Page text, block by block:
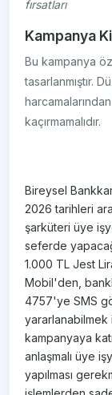
fırsatları
Kampanya
Bu kampanya
tasarlanmıştır.
kaçırmamalıdır.
Bireysel
2026 tarihleri
şarküteri üye
seferde
1.000 TL Jest
Mobil'den,
4757'ye SMS
yararlanabilmek
kampanyaya
anlaşmalı üye
yapılması